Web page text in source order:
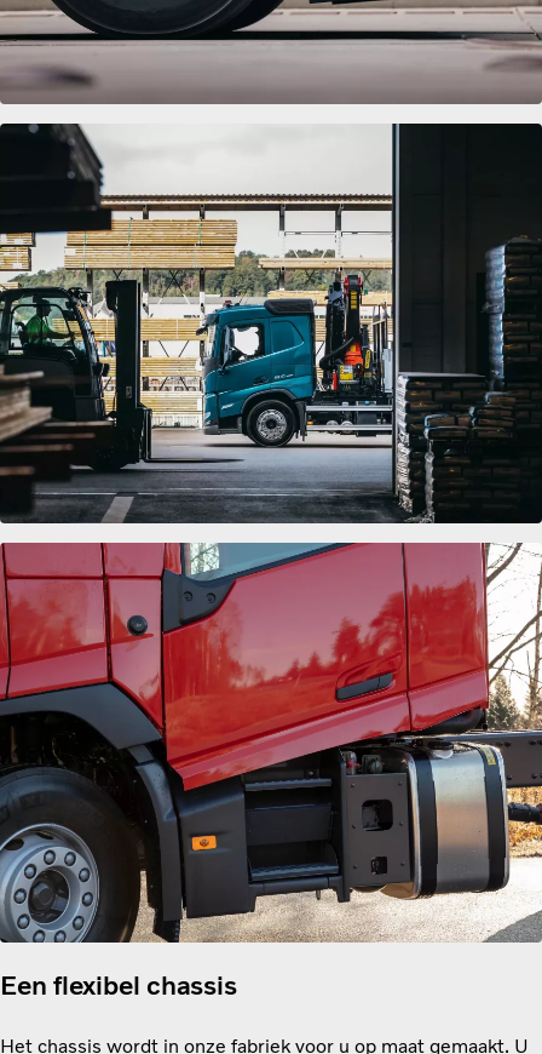
Een flexibel chassis
Het chassis wordt in onze fabriek voor u op maat gemaakt. U